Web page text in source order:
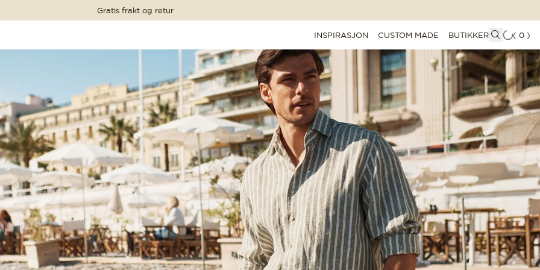
Gratis frakt og retur
INSPIRASJON CUSTOM MADE BUTIKKER ( 0 )